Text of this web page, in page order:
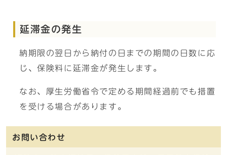
延滞金の発生
納期限の翌日から納付の日までの期間の日数に応
じ、保険料に延滞金が発生します。
なお、厚生労働省令で定める期間経過前でも措置
を受ける場合があります。
お問い合わせ